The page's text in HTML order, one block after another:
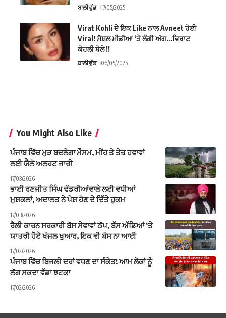
ਬਾਲੀਵੁੱਡ 17/05/2025
Virat Kohli ਦੇ ਇਕ Like ਨਾਲ Avneet ਹੋਈ
Viral! ਸੋਸ਼ਲ ਮੀਡੀਆ ‘ਤੇ ਲੱਗੀ ਅੱਗ…ਵਿਰਾਟ
ਕੋਹਲੀ ਬੋਲੇ !!
ਬਾਲੀਵੁੱਡ 06/05/2025
You Might Also Like
ਪੰਜਾਬ ਵਿੱਚ ਮੁੜ ਬਦਲੇਗਾ ਮੌਸਮ, ਮੀਂਹ ਤੇ ਤੇਜ਼ ਹਵਾਵਾਂ
ਲਈ ਯੈਲੋ ਅਲਰਟ ਜਾਰੀ
17/03/2026
ਭਾਈ ਰਣਜੀਤ ਸਿੰਘ ਢੱਡਰੀਆਂਵਾਲੇ ਲਈ ਵਧੀਆਂ
ਮੁਸ਼ਕਲਾਂ, ਅਦਾਲਤ ਨੇ ਪੇਸ਼ ਹੋਣ ਦੇ ਦਿੱਤੇ ਹੁਕਮ
17/03/2026
ਰੈਲੀ ਕਾਰਨ ਸਰਕਾਰੀ ਬੱਸ ਸੇਵਾਵਾਂ ਠੱਪ, ਬੱਸ ਅੱਡਿਆਂ ‘ਤੇ
ਯਾਤਰੀ ਹੋਏ ਖੱਜਲ ਖੁਆਰ, ਇਕ ਵੀ ਬੱਸ ਨਾ ਆਈ
17/02/2026
ਪੰਜਾਬ ਵਿੱਚ ਬਿਜਲੀ ਦਰਾਂ ਵਧਣ ਦਾ ਸੰਕੇਤ! ਆਮ ਲੋਕਾਂ ਨੂੰ
ਲੱਗ ਸਕਦਾ ਵੱਡਾ ਝਟਕਾ
17/02/2026